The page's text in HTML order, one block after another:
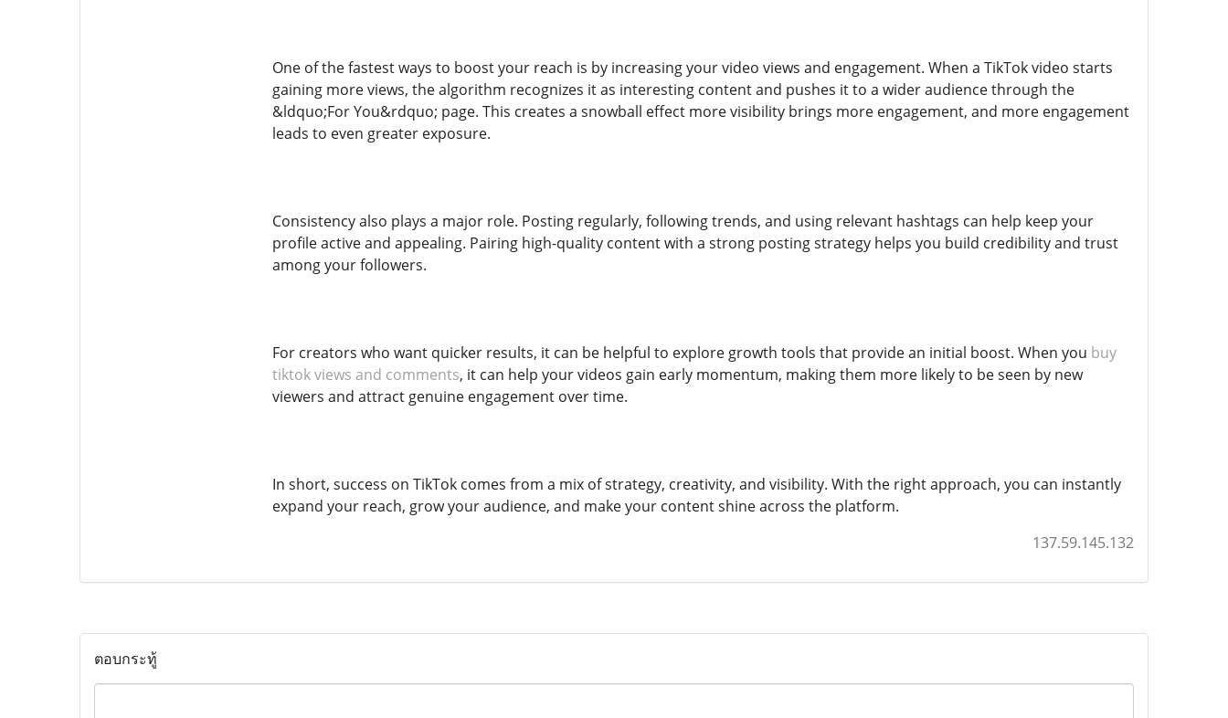
One of the fastest ways to boost your reach is by increasing your video views and engagement. When a TikTok video starts
gaining more views, the algorithm recognizes it as interesting content and pushes it to a wider audience through the
&ldquo;For You&rdquo; page. This creates a snowball effect more visibility brings more engagement, and more engagement
leads to even greater exposure.
Consistency also plays a major role. Posting regularly, following trends, and using relevant hashtags can help keep your
profile active and appealing. Pairing high-quality content with a strong posting strategy helps you build credibility and trust
among your followers.
For creators who want quicker results, it can be helpful to explore growth tools that provide an initial boost. When you buy
tiktok views and comments, it can help your videos gain early momentum, making them more likely to be seen by new
viewers and attract genuine engagement over time.
In short, success on TikTok comes from a mix of strategy, creativity, and visibility. With the right approach, you can instantly
expand your reach, grow your audience, and make your content shine across the platform.
137.59.145.132
ตอบกระทู้